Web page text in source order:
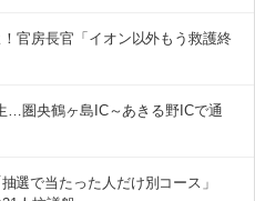
官房長官「イオン以外もう救護終
…圏央鶴ヶ島IC～あきる野ICで通
選で当たった人だけ別コース」